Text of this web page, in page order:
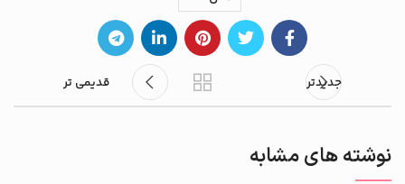
جدیدتر قدیمی تر
نوشته های مشابه